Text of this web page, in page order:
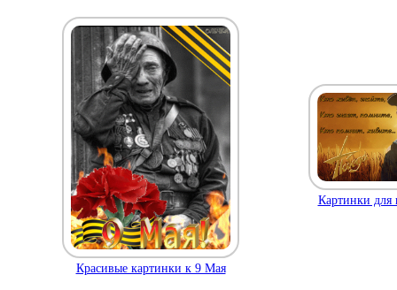
Красивые картинки к 9 Мая
Картинки для